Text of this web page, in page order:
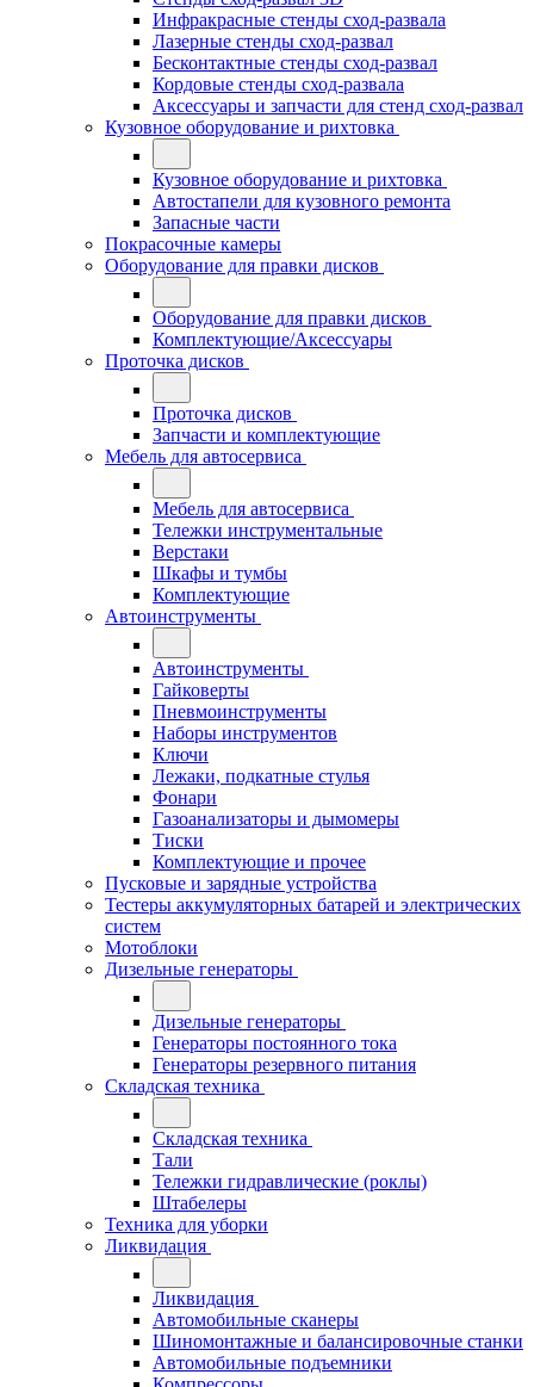
Инфракрасные стенды сход-развала
Лазерные стенды сход-развал
Бесконтактные стенды сход-развал
Кордовые стенды сход-развала
Аксессуары и запчасти для стенд сход-развал
Кузовное оборудование и рихтовка
Кузовное оборудование и рихтовка
Автостапели для кузовного ремонта
Запасные части
Покрасочные камеры
Оборудование для правки дисков
Оборудование для правки дисков
Комплектующие/Аксессуары
Проточка дисков
Проточка дисков
Запчасти и комплектующие
Мебель для автосервиса
Мебель для автосервиса
Тележки инструментальные
Верстаки
Шкафы и тумбы
Комплектующие
Автоинструменты
Автоинструменты
Гайковерты
Пневмоинструменты
Наборы инструментов
Ключи
Лежаки, подкатные стулья
Фонари
Газоанализаторы и дымомеры
Тиски
Комплектующие и прочее
Пусковые и зарядные устройства
Тестеры аккумуляторных батарей и электрических
систем
Мотоблоки
Дизельные генераторы
Дизельные генераторы
Генераторы постоянного тока
Генераторы резервного питания
Складская техника
Складская техника
Тали
Тележки гидравлические (роклы)
Штабелеры
Техника для уборки
Ликвидация
Ликвидация
Автомобильные сканеры
Шиномонтажные и балансировочные станки
Автомобильные подъемники